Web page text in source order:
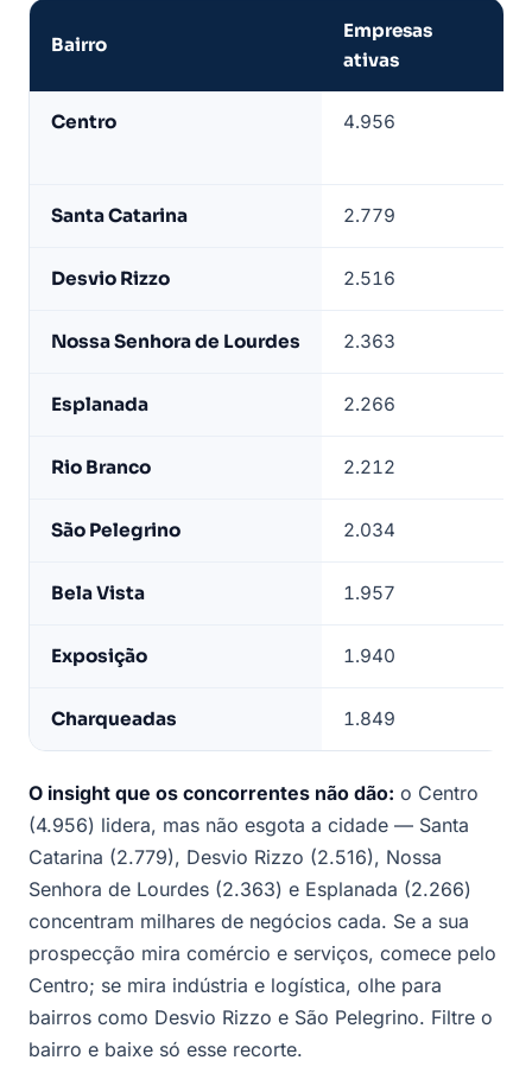
Sul
bairro
base
Bairro
Empresas
ativas
Centro 4.956
Santa Catarina 2.779
Desvio Rizzo 2.516
Nossa Senhora de Lourdes 2.363
Esplanada 2.266
Rio Branco 2.212
São Pelegrino 2.034
Bela Vista 1.957
Exposição 1.940
Charqueadas 1.849
O insight que os concorrentes não dão: o Centro
(4.956) lidera, mas não esgota a cidade — Santa
Catarina (2.779), Desvio Rizzo (2.516), Nossa
Senhora de Lourdes (2.363) e Esplanada (2.266)
concentram milhares de negócios cada. Se a sua
prospecção mira comércio e serviços, comece pelo
Centro; se mira indústria e logística, olhe para
bairros como Desvio Rizzo e São Pelegrino. Filtre o
bairro e baixe só esse recorte.